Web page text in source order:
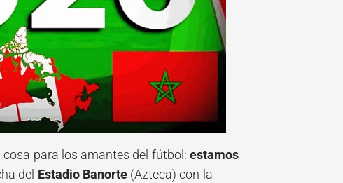
cosa para los amantes del fútbol:estamos
del Estadio Banorte (Azteca) con la